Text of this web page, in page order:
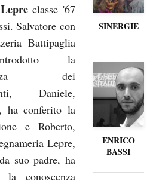
classe '67
Salvatore con
Battipaglia
la
dei
Daniele,
ha conferito la
e Roberto,
Lepre,
suo padre, ha
la conoscenza
SINERGIE
ENRICO
BASSI